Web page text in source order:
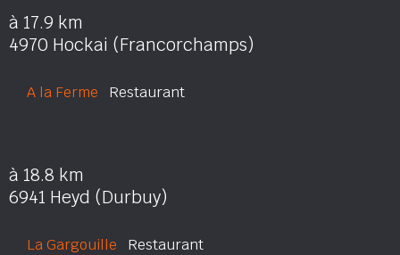
à 17.9 km
4970 Hockai (Francorchamps)
A la Ferme Restaurant
à 18.8 km
6941 Heyd (Durbuy)
La Gargouille Restaurant